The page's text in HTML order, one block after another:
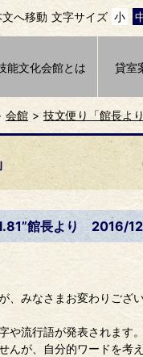
文へ移動 文字サイズ 小
能文化会館とは 貸室
会館 技文便り「館長より
館長より 2016/
、みなさまお変わりござ
や流行語が発表されます。
んが、自分的ワードを考え